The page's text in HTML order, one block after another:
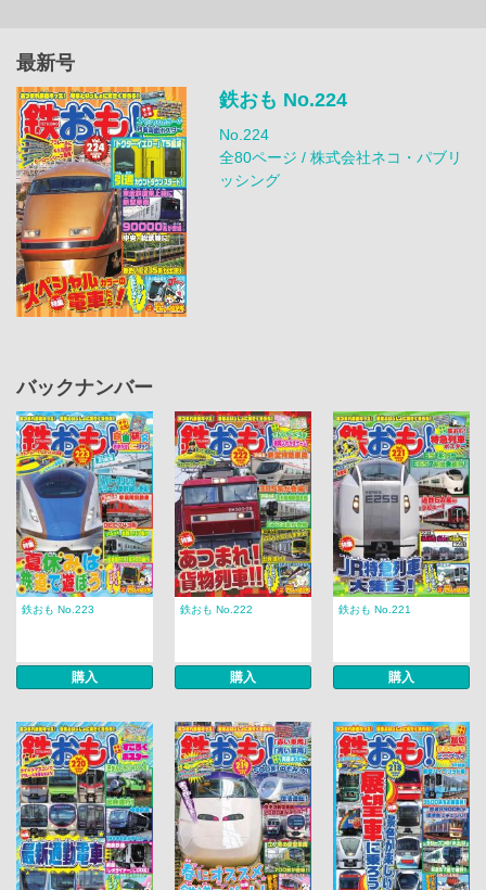
最新号
鉄おも No.224
No.224
全80ページ / 株式会社ネコ・パブリ
ッシング
バックナンバー
鉄おも No.223
購入
鉄おも No.222
購入
鉄おも No.221
購入